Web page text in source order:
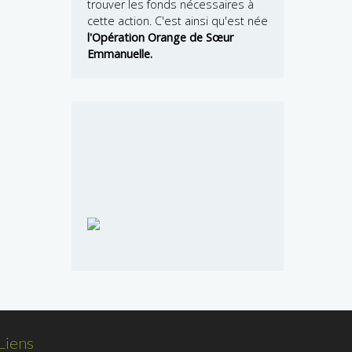
trouver les fonds nécessaires à
cette action. C'est ainsi qu'est née
l'Opération Orange de Sœur
Emmanuelle.
Liens